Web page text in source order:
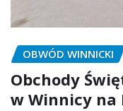
OBWÓD WINNICKI
Obchody
w Winnicy na